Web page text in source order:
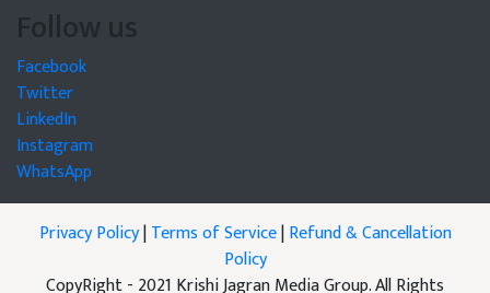
Follow us
Facebook
Twitter
LinkedIn
Instagram
WhatsApp
Privacy Policy|Terms of Service|Refund & Cancellation
Policy
CopyRight - 2021 Krishi Jagran Media Group. All Rights